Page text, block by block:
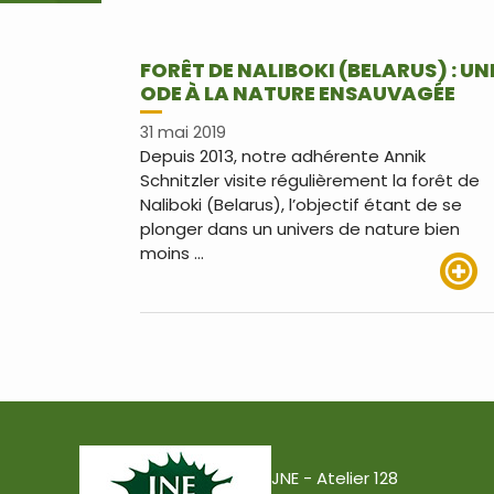
FORÊT DE NALIBOKI (BELARUS) :
ODE À LA NATURE ENSAUVAGÉE
31 mai 2019
Depuis 2013, notre adhérente Annik
Schnitzler visite régulièrement la forêt de
Naliboki (Belarus), l’objectif étant de se
plonger dans un univers de nature bien
moins …
JNE - Atelier 128